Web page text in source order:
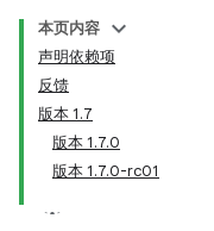
本页内容
声明依赖项
反馈
版本 1.7
版本 1.7.0
版本 1.7.0-rc01